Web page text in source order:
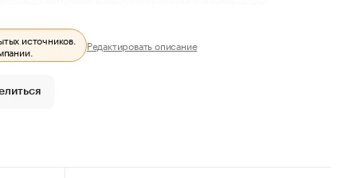
источников.
Редактировать описание